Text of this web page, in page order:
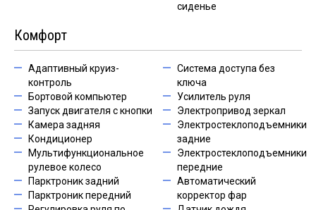
сиденье
Комфорт
Адаптивный круиз-
контроль
Бортовой компьютер
Запуск двигателя с кнопки
Камера задняя
Кондиционер
Мультифункциональное
рулевое колесо
Парктроник задний
Парктроник передний
Система доступа без
ключа
Усилитель руля
Электропривод зеркал
Электростеклоподъемники
задние
Электростеклоподъемники
передние
Автоматический
корректор фар